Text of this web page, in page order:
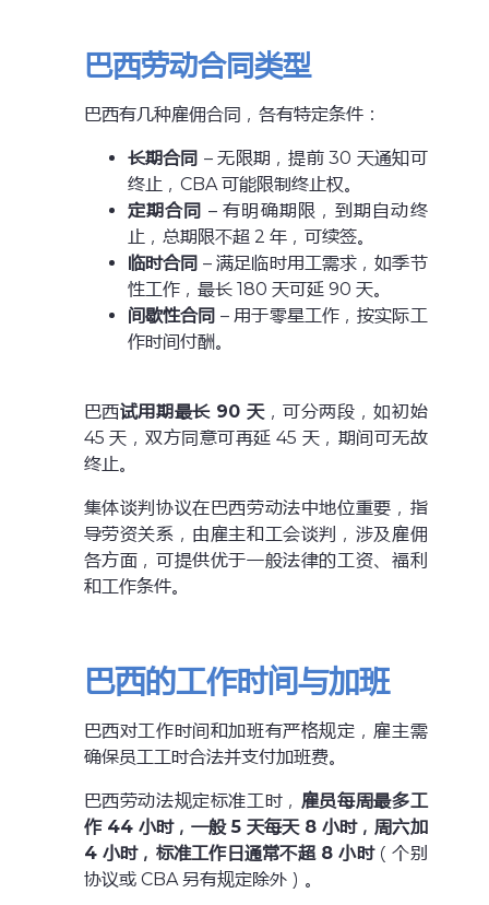
巴西劳动合同类型
巴西有几种雇佣合同，各有特定条件：
长期合同 – 无限期，提前 30 天通知可
终止，CBA 可能限制终止权。
定期合同– 有明确期限，到期自动终
止，总期限不超 2 年，可续签。
临时合同– 满足临时用工需求，如季节
性工作，最长 180 天可延 90 天。
间歇性合同– 用于零星工作，按实际工
作时间付酬。
巴西试用期最长 90 天，可分两段，如初始
45 天，双方同意可再延 45 天，期间可无故
终止。
集体谈判协议在巴西劳动法中地位重要，指
导劳资关系，由雇主和工会谈判，涉及雇佣
各方面，可提供优于一般法律的工资、福利
和工作条件。
巴西的工作时间与加班
巴西对工作时间和加班有严格规定，雇主需
确保员工工时合法并支付加班费。
巴西劳动法规定标准工时， 雇员每周最多工
作 44 小时，一般 5 天每天 8 小时，周六加
4 小时，标准工作日通常不超 8 小时（个别
协议或 CBA 另有规定除外）。